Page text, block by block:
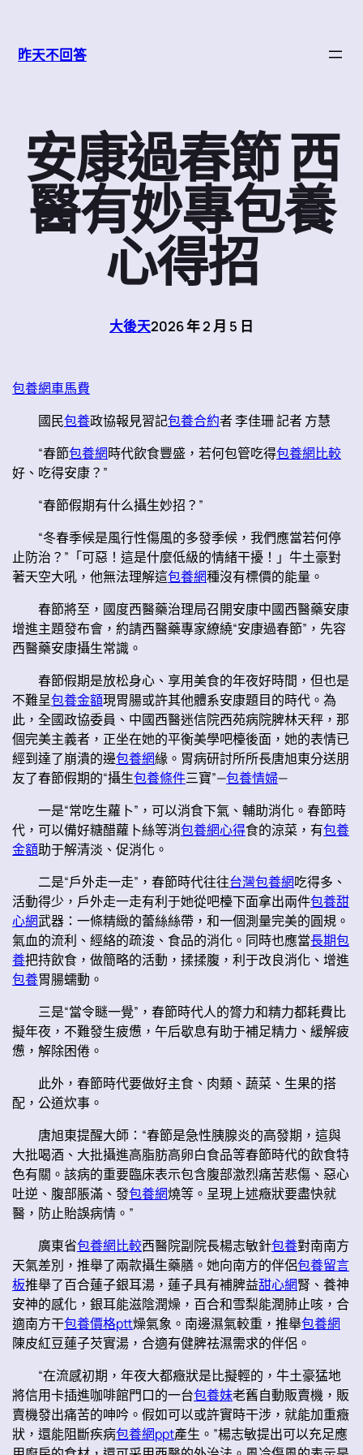
昨天不回答
安康過春節 西
醫有妙專包養
心得招
大後天2026 年 2 月 5 日
包養網車馬費
國民包養政協報見習記包養合約者 李佳珊 記者 方慧
“春節包養網時代飲食豐盛，若何包管吃得包養網比較
好、吃得安康？”
“春節假期有什么攝生妙招？”
“冬春季候是風行性傷風的多發季候，我們應當若何停
止防治？”「可惡！這是什麼低級的情緒干擾！」牛土豪對
著天空大吼，他無法理解這包養網種沒有標價的能量。
春節將至，國度西醫藥治理局召開安康中國西醫藥安康
增進主題發布會，約請西醫藥專家繚繞“安康過春節”，先容
西醫藥安康攝生常識。
春節假期是放松身心、享用美食的年夜好時間，但也是
不難呈包養金額現胃腸或許其他體系安康題目的時代。為
此，全國政協委員、中國西醫迷信院西苑病院脾林天秤，那
個完美主義者，正坐在她的平衡美學吧檯後面，她的表情已
經到達了崩潰的邊包養網緣。胃病研討所所長唐旭東分送朋
友了春節假期的“攝生包養條件三寶”—包養情婦—
一是“常吃生蘿卜”，可以消食下氣、輔助消化。春節時
代，可以備好糖醋蘿卜絲等消包養網心得食的涼菜，有包養
金額助于解清淡、促消化。
二是“戶外走一走”，春節時代往往台灣包養網吃得多、
活動得少，戶外走一走有利于她從吧檯下面拿出兩件包養甜
心網武器：一條精緻的蕾絲絲帶，和一個測量完美的圓規。
氣血的流利、經絡的疏浚、食品的消化。同時也應當長期包
養把持飲食，做簡略的活動，揉揉腹，利于改良消化、增進
包養胃腸蠕動。
三是“當令瞇一覺”，春節時代人的膂力和精力都耗費比
擬年夜，不難發生疲憊，午后歇息有助于補足精力、緩解疲
憊，解除困倦。
此外，春節時代要做好主食、肉類、蔬菜、生果的搭
配，公道炊事。
唐旭東提醒大師：“春節是急性胰腺炎的高發期，這與
大批喝酒、大批攝進高脂肪高卵白食品等春節時代的飲食特
色有關。該病的重要臨床表示包含腹部激烈痛苦悲傷、惡心
吐逆、腹部脹滿、發包養網燒等。呈現上述癥狀要盡快就
醫，防止貽誤病情。”
廣東省包養網比較西醫院副院長楊志敏針包養對南南方
天氣差別，推舉了兩款攝生藥膳。她向南方的伴侶包養留言
板推舉了百合蓮子銀耳湯，蓮子具有補脾益甜心網腎、養神
安神的感化，銀耳能滋陰潤燥，百合和雪梨能潤肺止咳，合
適南方干包養價格ptt燥氣象。南邊濕氣較重，推舉包養網
陳皮紅豆蓮子芡實湯，合適有健脾祛濕需求的伴侶。
“在流感初期，年夜大都癥狀是比擬輕的，牛土豪猛地
將信用卡插進咖啡館門口的一台包養妹老舊自動販賣機，販
賣機發出痛苦的呻吟。假如可以或許實時干涉，就能加重癥
狀，還能阻斷疾病包養網ppt產生。”楊志敏提出可以充足應